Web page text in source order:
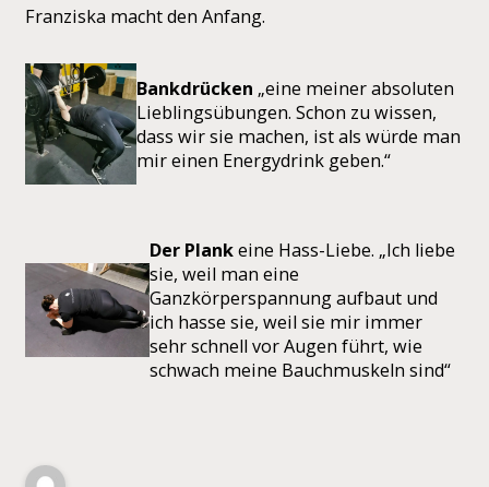
Franziska macht den Anfang.
Bankdrücken „eine meiner absoluten
Lieblingsübungen. Schon zu wissen,
dass wir sie machen, ist als würde man
mir einen Energydrink geben.“
Der Plankeine Hass-Liebe. „Ich liebe
sie, weil man eine
Ganzkörperspannung aufbaut und
ich hasse sie, weil sie mir immer
sehr schnell vor Augen führt, wie
schwach meine Bauchmuskeln sind“